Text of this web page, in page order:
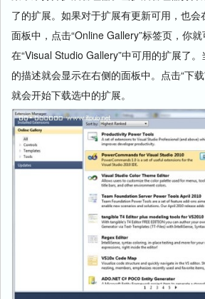
了的扩展。如果对于扩展有更新可用，也
面板中，点击“Online Gallery”标签页，你
在“Visual Studio Gallery”中可用的扩展了
的描述就会显示在右侧的面板中。点击“下
就会开始下载选中的扩展。